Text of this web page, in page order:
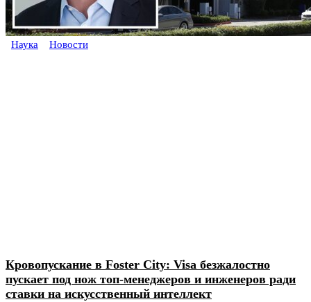
Наука Новости
Кровопускание в Foster City: Visa безжалостно
пускает под нож топ-менеджеров и инженеров ради
ставки на искусственный интеллект